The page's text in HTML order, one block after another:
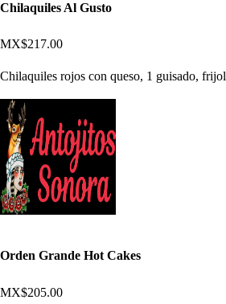
Chilaquiles Al Gusto
MX$217.00
Chilaquiles rojos con queso, 1 guisado,
Orden Grande Hot Cakes
MX$205.00